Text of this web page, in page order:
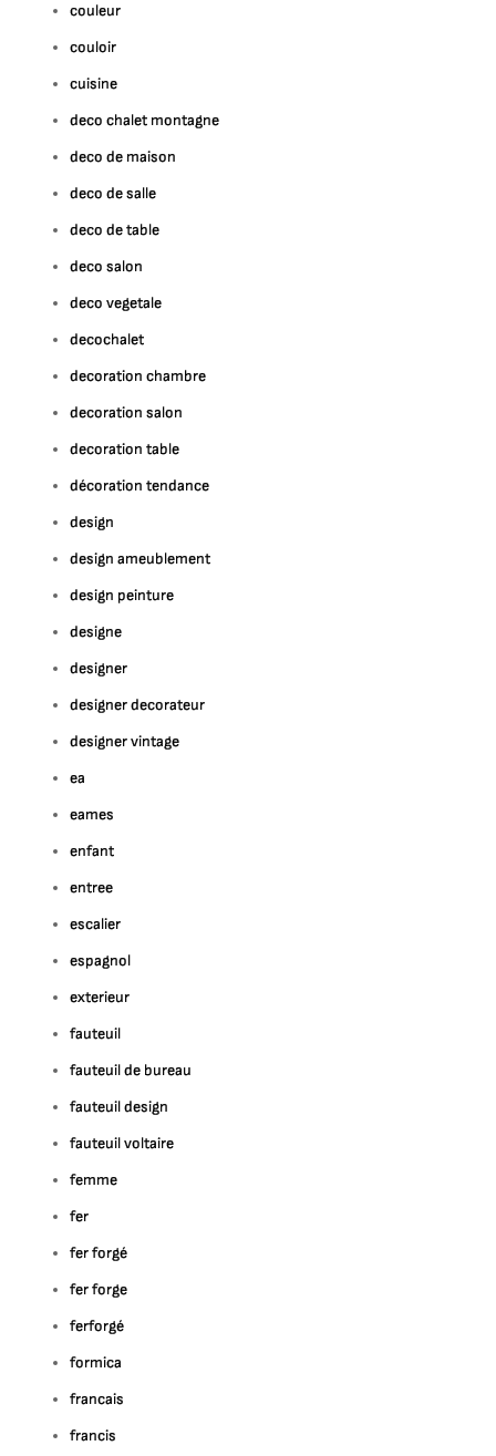
couleur
couloir
cuisine
deco chalet montagne
deco de maison
deco de salle
deco de table
deco salon
deco vegetale
decochalet
decoration chambre
decoration salon
decoration table
décoration tendance
design
design ameublement
design peinture
designe
designer
designer decorateur
designer vintage
ea
eames
enfant
entree
escalier
espagnol
exterieur
fauteuil
fauteuil de bureau
fauteuil design
fauteuil voltaire
femme
fer
fer forgé
fer forge
ferforgé
formica
francais
francis